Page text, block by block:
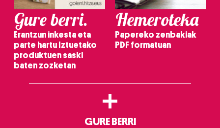
Gure berri.
Erantzun inkesta eta
parte hartu Iztuetako
produktuen saski
baten zozketan
Hemeroteka
Papereko zenbakiak
PDF formatuan
+
GURE BERRI